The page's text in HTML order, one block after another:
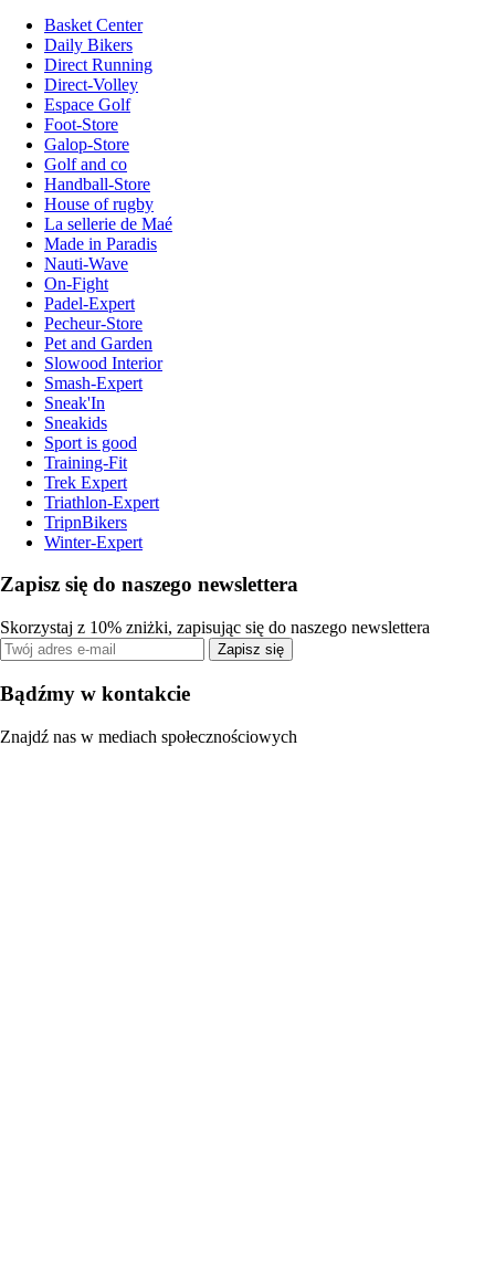
Basket Center
Daily Bikers
Direct Running
Direct-Volley
Espace Golf
Foot-Store
Galop-Store
Golf and co
Handball-Store
House of rugby
La sellerie de Maé
Made in Paradis
Nauti-Wave
On-Fight
Padel-Expert
Pecheur-Store
Pet and Garden
Slowood Interior
Smash-Expert
Sneak'In
Sneakids
Sport is good
Training-Fit
Trek Expert
Triathlon-Expert
TripnBikers
Winter-Expert
Zapisz się do naszego newslettera
Skorzystaj z 10% zniżki, zapisując się do naszego newslettera
Zapisz się
Bądźmy w kontakcie
Znajdź nas w mediach społecznościowych